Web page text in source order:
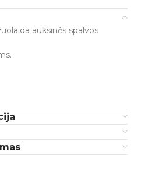
auksinės spalvos